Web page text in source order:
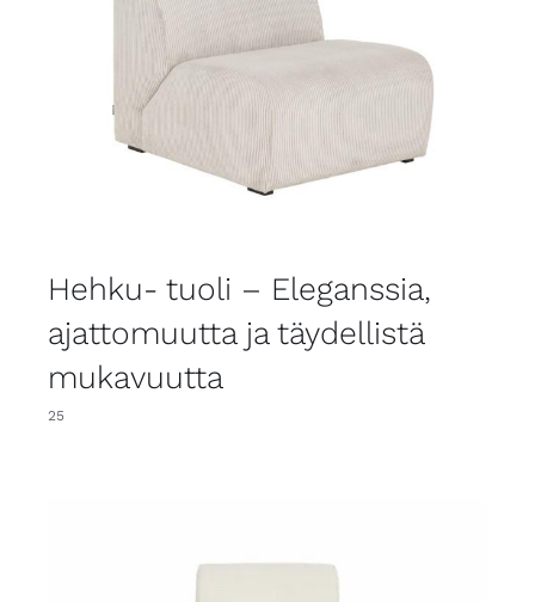
Hehku- tuoli – Eleganssia,
ajattomuutta ja täydellistä
mukavuutta
25